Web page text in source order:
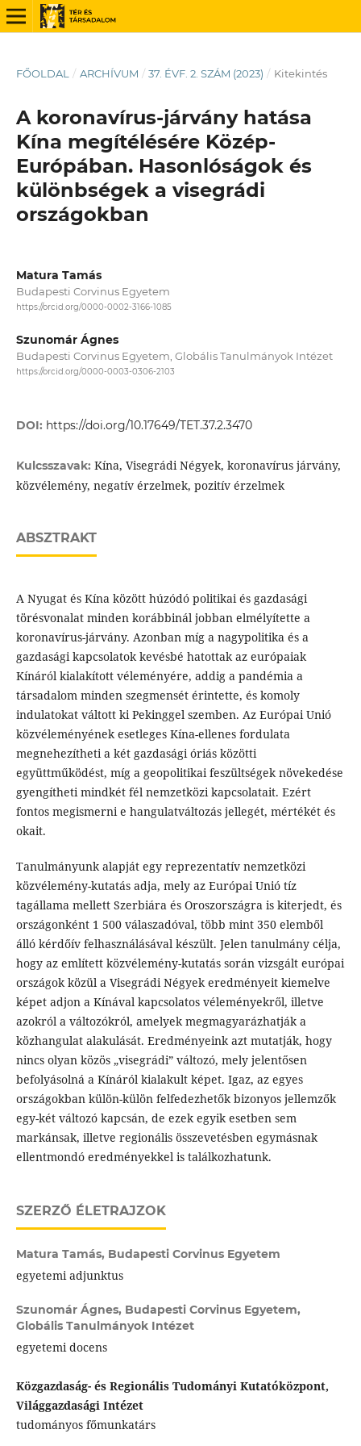
FŐOLDAL / ARCHÍVUM / 37. ÉVF. 2. SZÁM (2023) / Kitekintés
A koronavírus-járvány hatása
Kína megítélésére Közép-
Európában. Hasonlóságok és
különbségek a visegrádi
országokban
Matura Tamás
Budapesti Corvinus Egyetem
https://orcid.org/0000-0002-3166-1085
Szunomár Ágnes
Budapesti Corvinus Egyetem, Globális Tanulmányok Intézet
https://orcid.org/0000-0003-0306-2103
DOI: https://doi.org/10.17649/TET.37.2.3470
Kulcsszavak: Kína, Visegrádi Négyek, koronavírus járvány,
közvélemény, negatív érzelmek, pozitív érzelmek
ABSZTRAKT
A Nyugat és Kína között húzódó politikai és gazdasági
törésvonalat minden korábbinál jobban elmélyítette a
koronavírus-járvány. Azonban míg a nagypolitika és a
gazdasági kapcsolatok kevésbé hatottak az európaiak
Kínáról kialakított véleményére, addig a pandémia a
társadalom minden szegmensét érintette, és komoly
indulatokat váltott ki Pekinggel szemben. Az Európai Unió
közvéleményének esetleges Kína-ellenes fordulata
megnehezítheti a két gazdasági óriás közötti
együttműködést, míg a geopolitikai feszültségek növekedése
gyengítheti mindkét fél nemzetközi kapcsolatait. Ezért
fontos megismerni e hangulatváltozás jellegét, mértékét és
okait.
Tanulmányunk alapját egy reprezentatív nemzetközi
közvélemény-kutatás adja, mely az Európai Unió tíz
tagállama mellett Szerbiára és Oroszországra is kiterjedt, és
országonként 1 500 válaszadóval, több mint 350 elemből
álló kérdőív felhasználásával készült. Jelen tanulmány célja,
hogy az említett közvélemény-kutatás során vizsgált európai
országok közül a Visegrádi Négyek eredményeit kiemelve
képet adjon a Kínával kapcsolatos véleményekről, illetve
azokról a változókról, amelyek megmagyarázhatják a
közhangulat alakulását. Eredményeink azt mutatják, hogy
nincs olyan közös „visegrádi” változó, mely jelentősen
befolyásolná a Kínáról kialakult képet. Igaz, az egyes
országokban külön-külön felfedezhetők bizonyos jellemzők
egy-két változó kapcsán, de ezek egyik esetben sem
markánsak, illetve regionális összevetésben egymásnak
ellentmondó eredményekkel is találkozhatunk.
SZERZŐ ÉLETRAJZOK
Matura Tamás, Budapesti Corvinus Egyetem
egyetemi adjunktus
Szunomár Ágnes, Budapesti Corvinus Egyetem,
Globális Tanulmányok Intézet
egyetemi docens
Közgazdaság- és Regionális Tudományi Kutatóközpont,
Világgazdasági Intézet
tudományos főmunkatárs